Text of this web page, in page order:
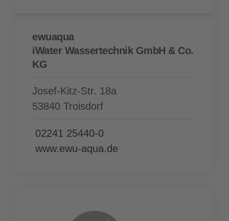
ewuaqua
iWater Wassertechnik GmbH & Co.
KG
Josef-Kitz-Str. 18a
53840 Troisdorf
02241 25440-0
www.ewu-aqua.de